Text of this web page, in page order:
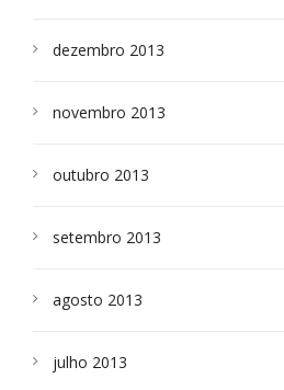
dezembro 2013
novembro 2013
outubro 2013
setembro 2013
agosto 2013
julho 2013